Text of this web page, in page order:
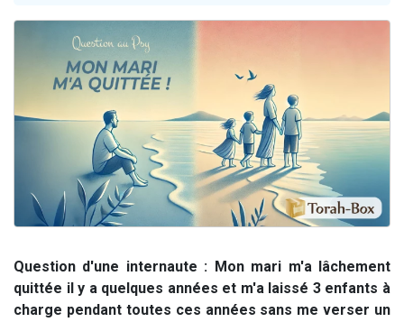
Il reste 49 places pour étudier en groupe sur Zoom
Eva vient de donner son Maasser
Eli vient de donner son Maasser
Question d'une internaute : Mon mari m'a lâchement
quittée il y a quelques années et m'a laissé 3 enfants à
charge pendant toutes ces années sans me verser un